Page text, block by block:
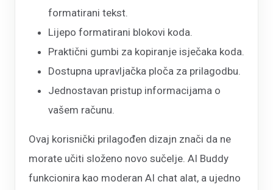
formatirani tekst.
Lijepo formatirani blokovi koda.
Praktični gumbi za kopiranje isječaka koda.
Dostupna upravljačka ploča za prilagodbu.
Jednostavan pristup informacijama o
vašem računu.
Ovaj korisnički prilagođen dizajn znači da ne
morate učiti složeno novo sučelje. AI Buddy
funkcionira kao moderan AI chat alat, a ujedno